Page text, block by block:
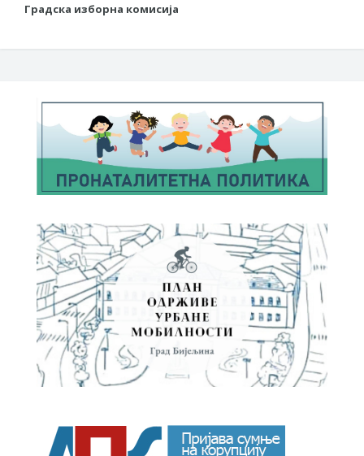
Градска изборна комисија